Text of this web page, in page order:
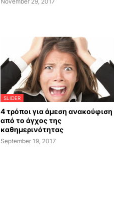
SLIDER
4 τρόποι για άμεση ανακούφιση
από το άγχος της
καθημερινότητας
September 19, 2017